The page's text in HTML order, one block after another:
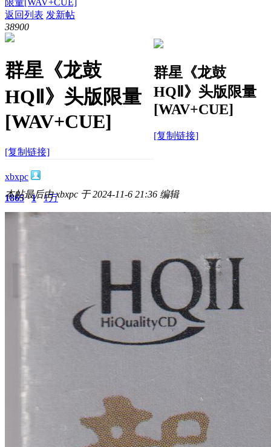
返回列表 发新帖
38900
群星《龙鼓
HQⅡ》头版限量
[WAV+CUE]
[复制链接]
群星《龙鼓
HQⅡ》头版限量
[WAV+CUE]
[复制链接]
xbxpc
1865
主题
1
回帖
1万
2024-11-6 21:19:03 显示全部楼层 /阅读模式
本帖最后由 xbxpc 于 2024-11-6 21:36 编辑